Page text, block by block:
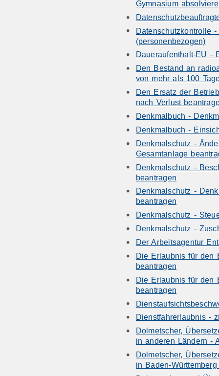
Gymnasium
Datenschutzkontrolle
(personenbezogen)
Daueraufenthalt-EU -
Den Bestand an
von mehr als 100
Den Ersatz der
nach Verlust
Denkmalbuch -
Denkmalbuch -
Denkmalschutz -
Gesamtanlage
Denkmalschutz -
beantragen
Denkmalschutz -
beantragen
Denkmalschutz -
Denkmalschutz -
Der Arbeitsagentur
Die Erlaubnis für den
beantragen
Die Erlaubnis für den
beantragen
Dienstfahrerlaubnis -
Dolmetscher,
in anderen Ländern -
Dolmetscher,
in Baden-